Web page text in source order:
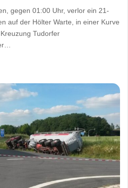
gegen 01:00 Uhr, verlor ein 21-
auf der Hölter Warte, in einer Kurve
Tudorfer